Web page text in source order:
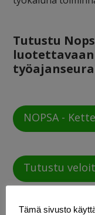
Tutustu
luotettavaan
NOPSA -
Tutustu
Tämä sivusto